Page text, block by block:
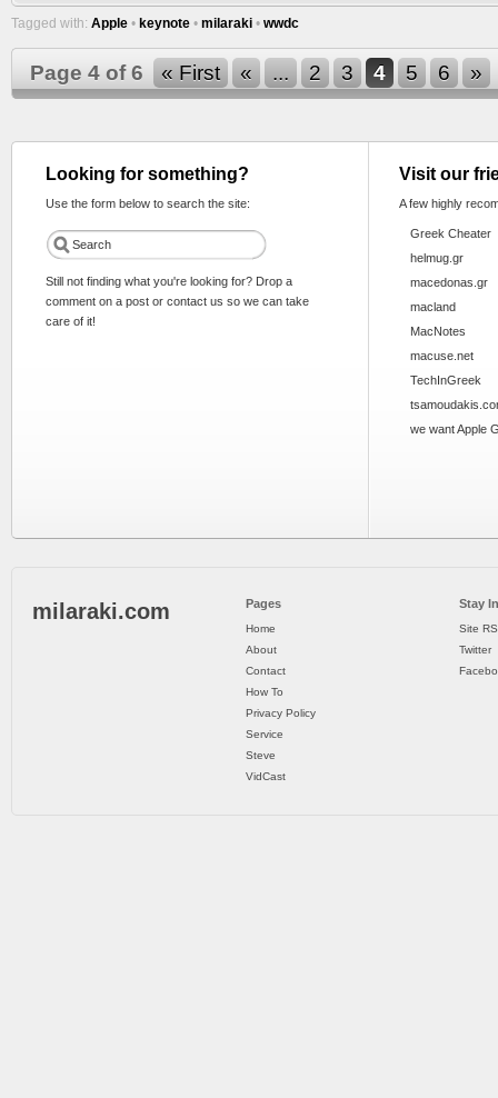
Tagged with: Apple • keynote • milaraki • wwdc
Page 4 of 6 « First « ... 2 3 4 5 6 »
Looking for something?
Use the form below to search the site:
Still not finding what you're looking for? Drop a
comment on a post or contact us so we can take
care of it!
Visit our
A few highly
Greek Cheater
helmug.gr
macedonas.gr
macland
MacNotes
macuse.net
TechInGreek
we want Apple
milaraki.com Pages
Home
About
Contact
How To
Privacy Policy
Service
Steve
VidCast
Stay
Site
Twitter